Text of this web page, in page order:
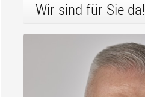
Wir sind für Sie da!